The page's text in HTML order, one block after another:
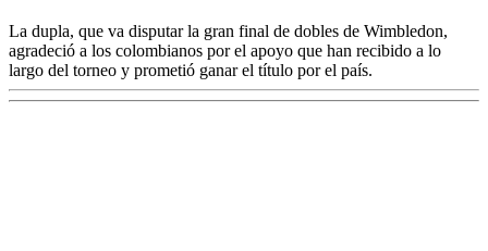
La dupla, que va disputar la gran final de dobles de Wimbledon,
agradeció a los colombianos por el apoyo que han recibido a lo
largo del torneo y prometió ganar el título por el país.